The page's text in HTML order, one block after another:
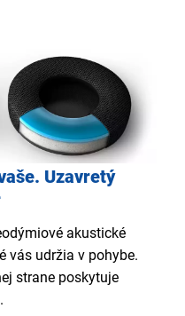
Uzavretý
akustické
vás udržia v pohybe.
strane poskytuje